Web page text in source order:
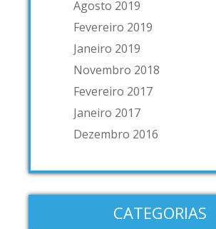
Agosto 2019
Fevereiro 2019
Janeiro 2019
Novembro 2018
Fevereiro 2017
Janeiro 2017
Dezembro 2016
CATEGORIAS